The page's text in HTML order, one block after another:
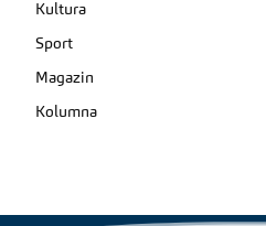
Kultura
Sport
Magazin
Kolumna